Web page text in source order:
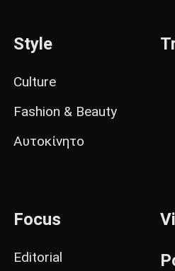
Style
Culture
Fashion & Beauty
Αυτοκίνητο
Focus
Editorial